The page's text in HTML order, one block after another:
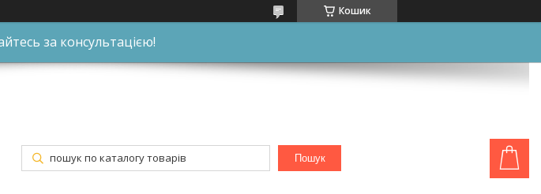
Кошик
за консультацією!
Пошук